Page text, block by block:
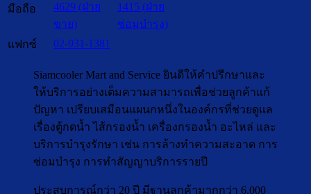
มือถือ
4629 (ฝ่าย
ขาย)
1415 (ฝ่าย
ซ่อมบำรุง)
แฟกซ์
02-931-1381
Siamcooler Mart and Service ยินดีให้คำปรึกษาและ
ให้บริการอย่างเต็มความสามารถเพื่อช่วยลูกค้าแก้
ปัญหา เปรียบเสมือนแผนกหนึ่งในองค์กรที่ช่วยดูแล
เรื่องตู้กดน้ำ ไส้กรองน้ำ เครื่องกรองน้ำ อะไหล่ และ
บริการบำรุงรักษา เช่น การล้างทำความสะอาด การ
ซ่อมบำรุง การทำสัญญาบริการรายปี
ประสบการณ์กว่า 20 ปี มีฐานลูกค้ามากกว่า 6,000